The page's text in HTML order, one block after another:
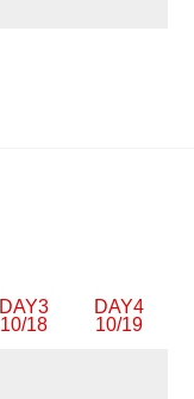
DAY3
10/18
DAY4
10/19